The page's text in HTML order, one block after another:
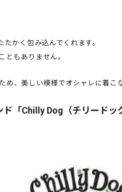
かく包み込んでくれます。
ともありません。
め、美しい模様でオシャレに着こ
「Chilly Dog（チリードッ